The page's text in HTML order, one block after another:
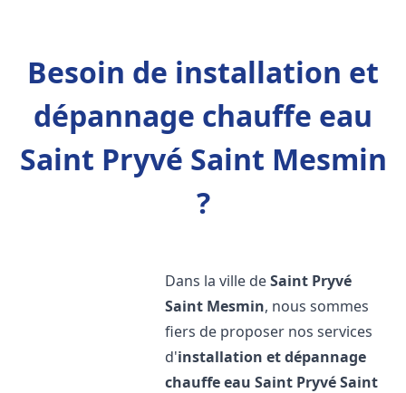
Besoin de installation et
dépannage chauffe eau
Saint Pryvé Saint Mesmin
?
Dans la ville deSaint Pryvé
Saint Mesmin, nous sommes
fiers de proposer nos services
d'installation et dépannage
chauffe eau Saint Pryvé Saint